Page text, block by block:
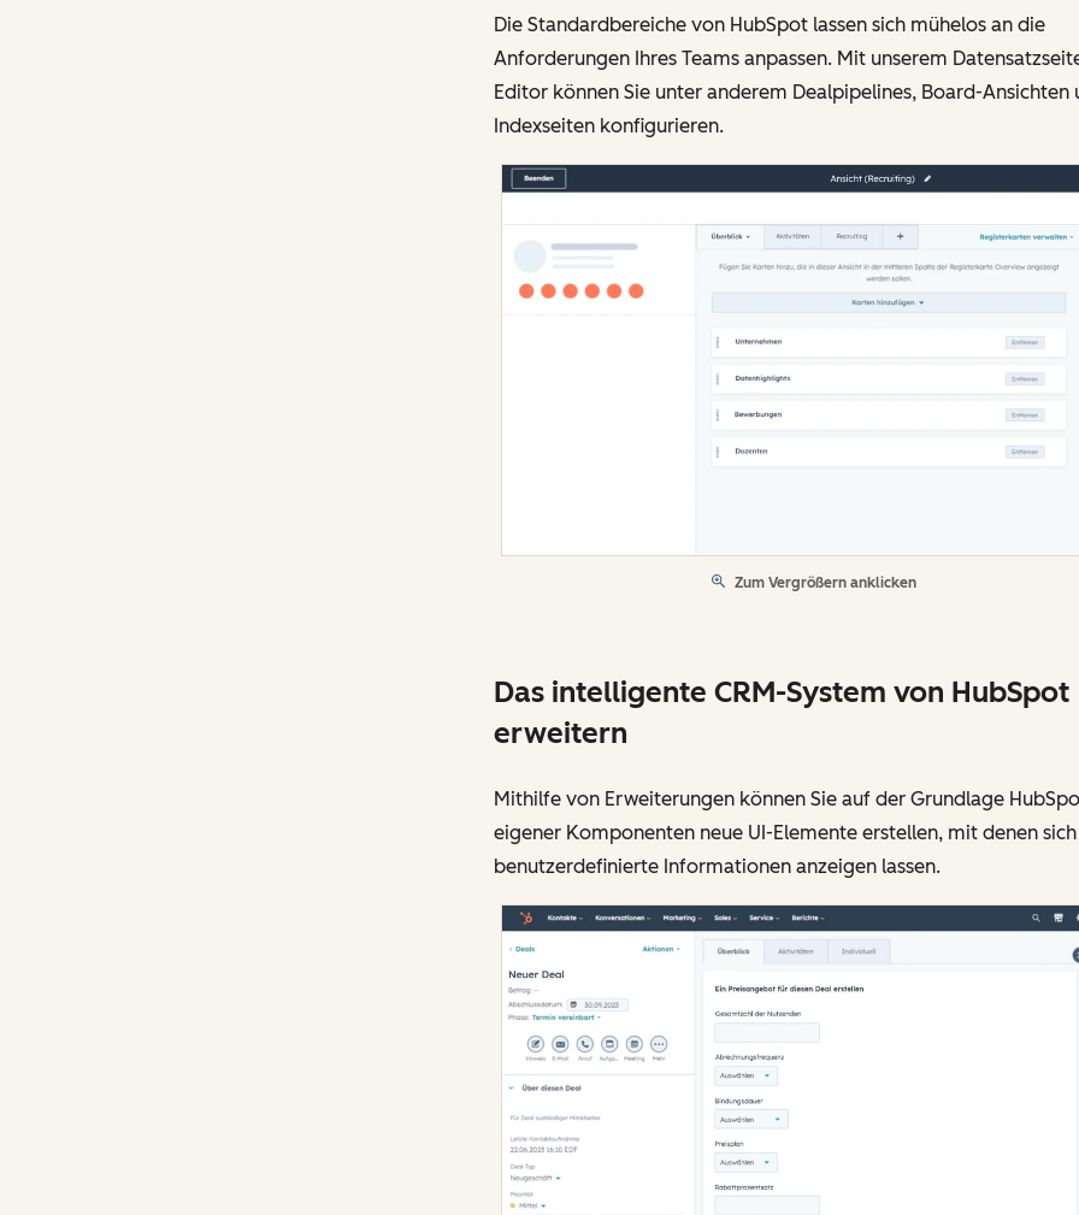
Die Standardbereiche von HubSpot lassen sich mühelos an die
Anforderungen Ihres Teams anpassen. Mit unserem
Editor können Sie unter anderem Dealpipelines, Board-Ansichten
Indexseiten konfigurieren.
Zum Vergrößern anklicken
Das intelligente CRM-System von HubSpot
erweitern
Mithilfe von Erweiterungen können Sie auf der Grundlage
eigener Komponenten neue UI-Elemente erstellen, mit denen sich
benutzerdefinierte Informationen anzeigen lassen.